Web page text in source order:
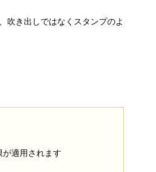
吹き出しではなくスタンプのよ
適用されます